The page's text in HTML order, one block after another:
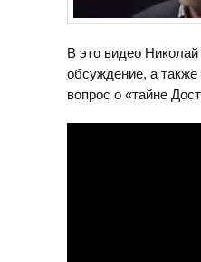
В это видео
обсуждение, а также
вопрос о «тайне